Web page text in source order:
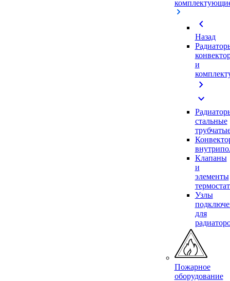
chevron_left
Назад
и
chevron_right
expand_more
стальные
Клапаны
и
элементы
Узлы
для
Пожарное
оборудование